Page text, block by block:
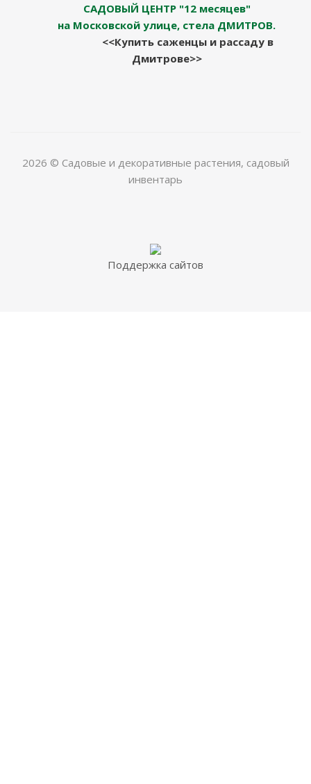
САДОВЫЙ ЦЕНТР "12 месяцев"
на Московской улице, стела ДМИТРОВ.
<<Купить саженцы и рассаду в
Дмитрове>>
2026 © Садовые и декоративные растения, садовый
инвентарь
Поддержка сайтов